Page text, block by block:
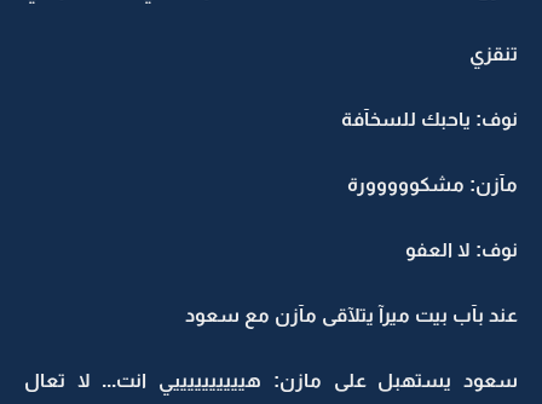
تنقزي
نوف: ياحبك للسخآفة
مآزن: مشكووووورة
نوف: لا العفو
عند بآب بيت ميرآ يتلآقى مآزن مع سعود
سعود يستهبل على مازن: هييييييييييي انت... لا تعال